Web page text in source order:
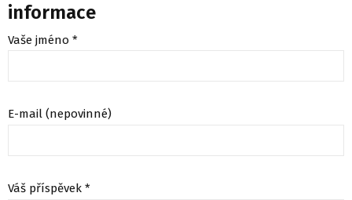
informace
Vaše jméno *
E-mail (nepovinné)
Váš příspěvek *